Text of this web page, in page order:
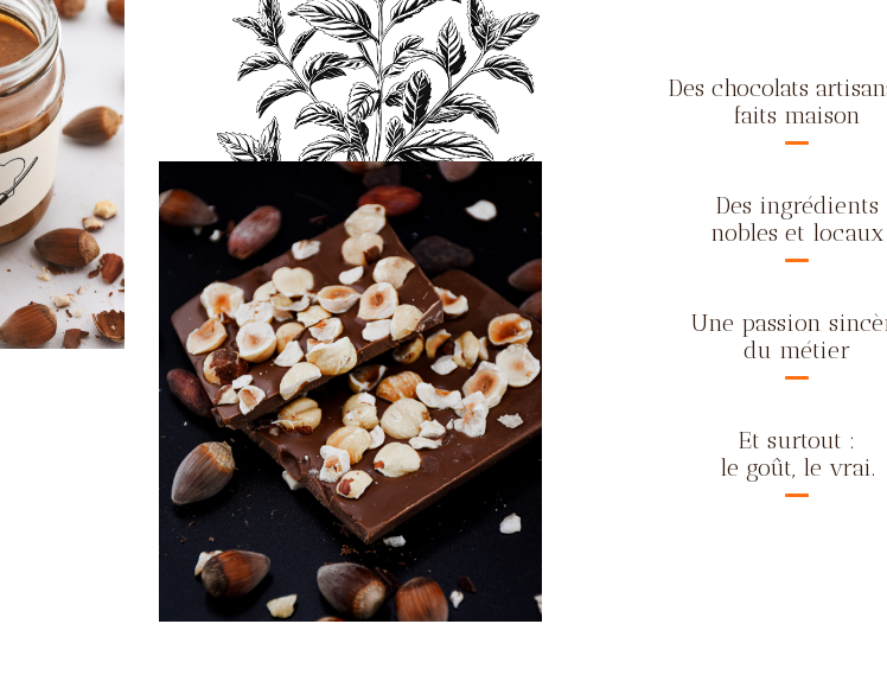
Des chocolats
faits maison
Des ingrédients
nobles et locaux
Une passion
du métier
Et surtout :
le goût, le vrai.